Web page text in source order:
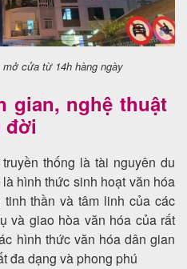
cửa từ 14h hàng ngày
gian, nghệ thuật
đời
thống là tài nguyên du
hình thức sinh hoạt văn hóa
thần và tâm linh của các
và giao hòa văn hóa của rất
hình thức văn hóa dân gian
đa dạng và phong phú